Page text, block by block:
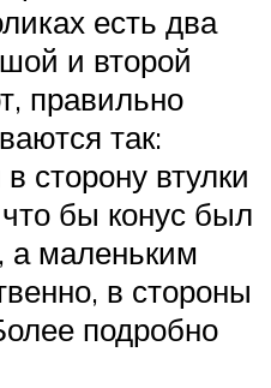
есть два
и второй
правильно
так:
сторону втулки
бы конус был
а маленьким
в стороны
подробно